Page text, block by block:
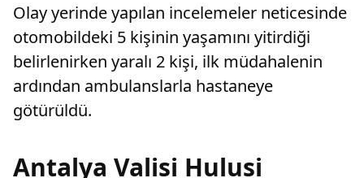
Olay yerinde yapılan incelemeler neticesinde
otomobildeki 5 kişinin yaşamını yitirdiği
belirlenirken yaralı 2 kişi, ilk müdahalenin
ardından ambulanslarla hastaneye
götürüldü.
Antalya Valisi Hulusi